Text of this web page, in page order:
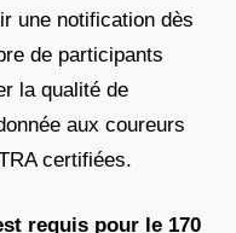
une notification dès
de participants
la qualité de
aux coureurs
certifiées.
requis pour le 170